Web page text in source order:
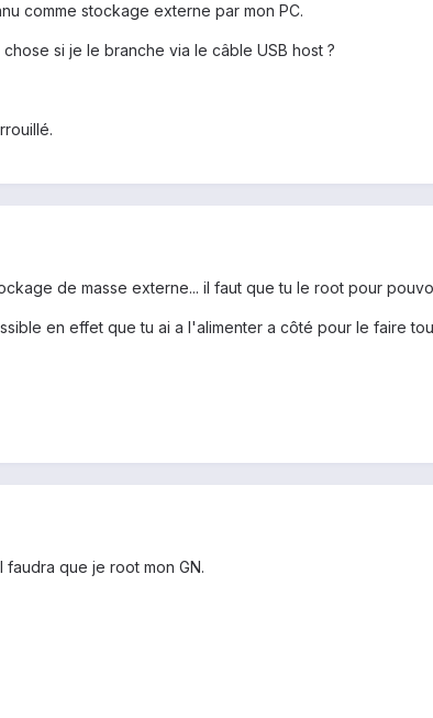
comme stockage externe par mon PC.
si je le branche via le câble USB host ?
de masse externe... il faut que tu le root pour
en effet que tu ai a l'alimenter a côté pour le faire
que je root mon GN.